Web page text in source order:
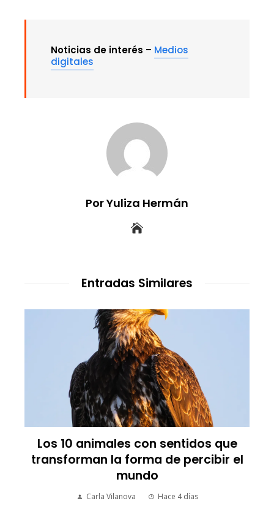
Noticias de interés – Medios
digitales
Por Yuliza Hermán
Entradas Similares
Los 10 animales con sentidos que
transforman la forma de percibir el
mundo
Carla Vilanova Hace 4 días